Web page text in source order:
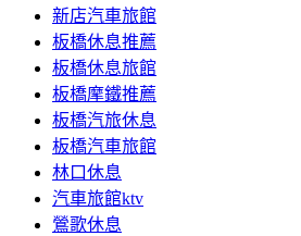
新店汽車旅館
板橋休息推薦
板橋休息旅館
板橋摩鐵推薦
板橋汽旅休息
板橋汽車旅館
林口休息
汽車旅館ktv
鶯歌休息